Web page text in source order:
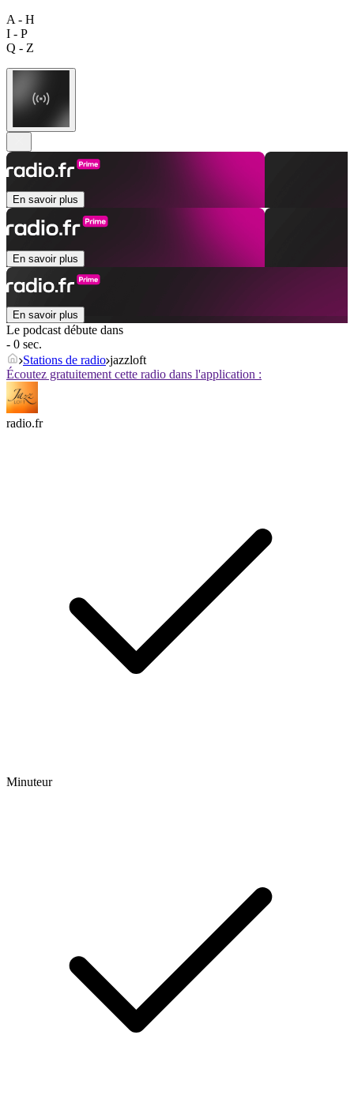
A - H
I - P
Q - Z
En savoir plus
En savoir plus
En savoir plus
Le podcast débute dans
- 0 sec.
Stations de radio jazzloft
Écoutez gratuitement cette radio dans l'application :
radio.fr
Minuteur